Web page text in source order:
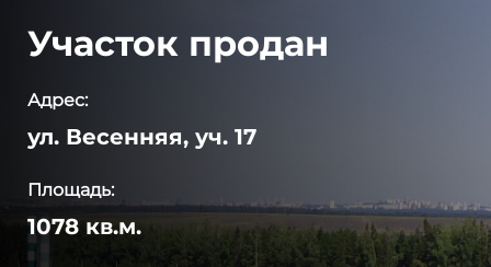
Участок продан
Адрес:
ул. Весенняя, уч. 17
Площадь:
1078 кв.м.